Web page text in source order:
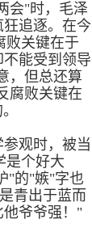
会"时，毛泽
追逐。在今
败关键在于
能受到领导
，但总还算
腐败关键在
观时，被当
是个好大
"的"嫉"字也
青出于蓝而
他爷爷强！"